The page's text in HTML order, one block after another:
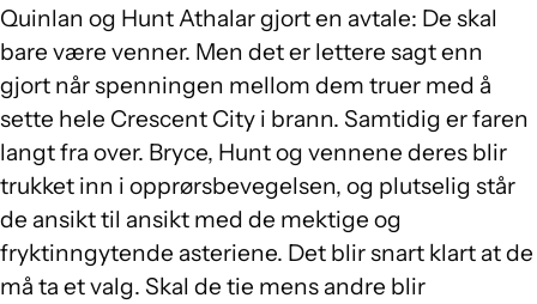
Quinlan og Hunt Athalar gjort en avtale: De skal
bare være venner. Men det er lettere sagt enn
gjort når spenningen mellom dem truer med å
sette hele Crescent City i brann. Samtidig er faren
langt fra over. Bryce, Hunt og vennene deres blir
trukket inn i opprørsbevegelsen, og plutselig står
de ansikt til ansikt med de mektige og
fryktinngytende asteriene. Det blir snart klart at de
må ta et valg. Skal de tie mens andre blir